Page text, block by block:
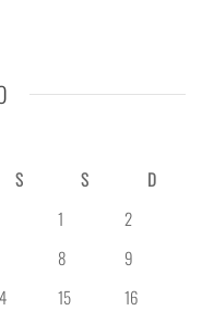
S S
D
1
2
8
9
15
16